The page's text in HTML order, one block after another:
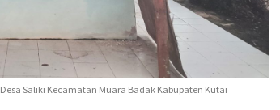
Saliki Kecamatan Muara Badak Kabupaten Kutai